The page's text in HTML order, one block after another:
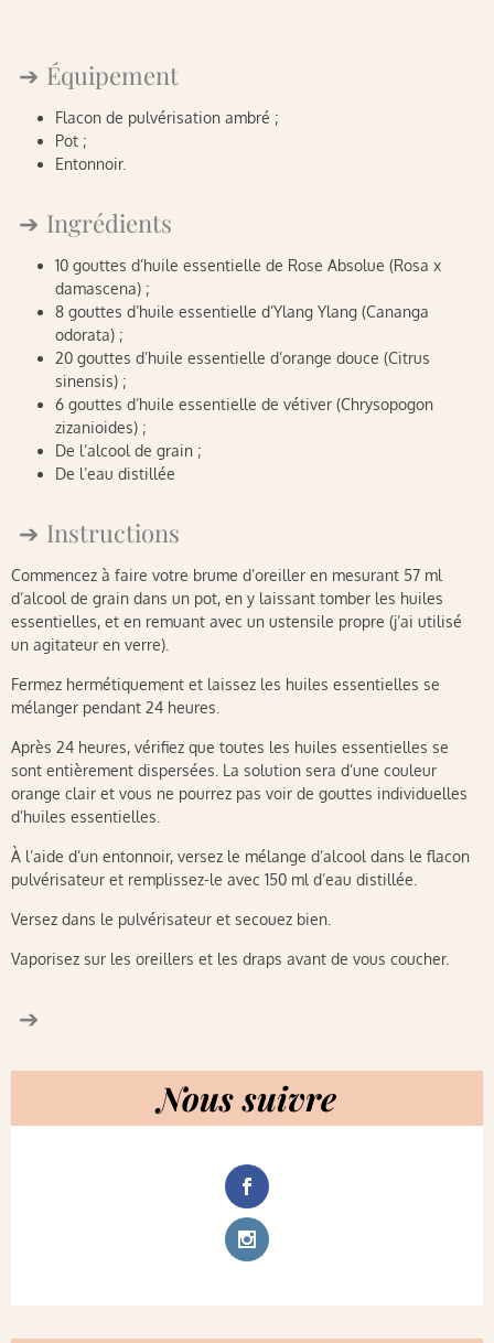
Équipement
Flacon de pulvérisation ambré ;
Pot ;
Entonnoir.
Ingrédients
10 gouttes d’huile essentielle de Rose Absolue (Rosa x
damascena) ;
8 gouttes d’huile essentielle d’Ylang Ylang (Cananga
odorata) ;
20 gouttes d’huile essentielle d’orange douce (Citrus
sinensis) ;
6 gouttes d’huile essentielle de vétiver (Chrysopogon
zizanioides) ;
De l’alcool de grain ;
De l’eau distillée
Instructions
Commencez à faire votre brume d’oreiller en mesurant 57 ml
d’alcool de grain dans un pot, en y laissant tomber les huiles
essentielles, et en remuant avec un ustensile propre (j’ai utilisé
un agitateur en verre).
Fermez hermétiquement et laissez les huiles essentielles se
mélanger pendant 24 heures.
Après 24 heures, vérifiez que toutes les huiles essentielles se
sont entièrement dispersées. La solution sera d’une couleur
orange clair et vous ne pourrez pas voir de gouttes individuelles
d’huiles essentielles.
À l’aide d’un entonnoir, versez le mélange d’alcool dans le flacon
pulvérisateur et remplissez-le avec 150 ml d’eau distillée.
Versez dans le pulvérisateur et secouez bien.
Vaporisez sur les oreillers et les draps avant de vous coucher.
Nous suivre